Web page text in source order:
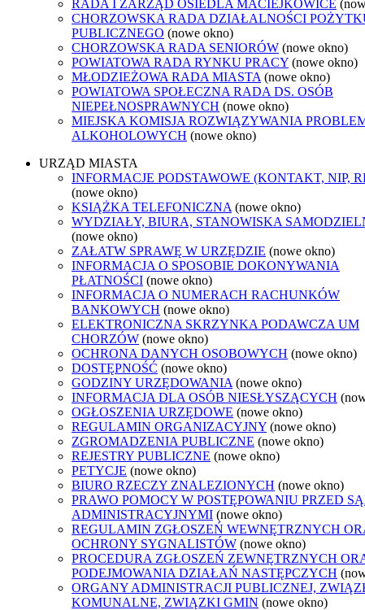
RADA I ZARZĄD OSIEDLA MACIEJKOWICE
CHORZOWSKA RADA DZIAŁALNOŚCI
PUBLICZNEGO (nowe okno)
CHORZOWSKA RADA SENIORÓW (nowe okno)
POWIATOWA RADA RYNKU PRACY (nowe okno)
MŁODZIEŻOWA RADA MIASTA (nowe okno)
POWIATOWA SPOŁECZNA RADA DS. OSÓB
NIEPEŁNOSPRAWNYCH (nowe okno)
MIEJSKA KOMISJA ROZWIĄZYWANIA
ALKOHOLOWYCH (nowe okno)
URZĄD MIASTA
INFORMACJE PODSTAWOWE (KONTAKT, NIP,
(nowe okno)
KSIĄŻKA TELEFONICZNA (nowe okno)
WYDZIAŁY, BIURA, STANOWISKA
(nowe okno)
ZAŁATW SPRAWĘ W URZĘDZIE (nowe okno)
INFORMACJA O SPOSOBIE DOKONYWANIA
PŁATNOŚCI (nowe okno)
INFORMACJA O NUMERACH RACHUNKÓW
BANKOWYCH (nowe okno)
ELEKTRONICZNA SKRZYNKA PODAWCZA UM
CHORZÓW (nowe okno)
OCHRONA DANYCH OSOBOWYCH (nowe okno)
DOSTĘPNOŚĆ (nowe okno)
GODZINY URZĘDOWANIA (nowe okno)
INFORMACJA DLA OSÓB NIESŁYSZĄCYCH
OGŁOSZENIA URZĘDOWE (nowe okno)
REGULAMIN ORGANIZACYJNY (nowe okno)
ZGROMADZENIA PUBLICZNE (nowe okno)
REJESTRY PUBLICZNE (nowe okno)
PETYCJE (nowe okno)
BIURO RZECZY ZNALEZIONYCH (nowe okno)
PRAWO POMOCY W POSTĘPOWANIU PRZED
ADMINISTRACYJNYMI (nowe okno)
REGULAMIN ZGŁOSZEŃ WEWNĘTRZNYCH
OCHRONY SYGNALISTÓW (nowe okno)
PROCEDURA ZGŁOSZEŃ ZEWNĘTRZNYCH
PODEJMOWANIA DZIAŁAŃ NASTĘPCZYCH
ORGANY ADMINISTRACJI PUBLICZNEJ,
KOMUNALNE, ZWIĄZKI GMIN (nowe okno)